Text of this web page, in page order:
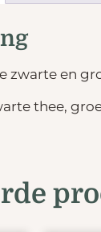
zwarte en
thee,